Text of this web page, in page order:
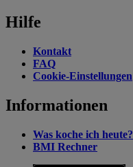
Hilfe
Kontakt
FAQ
Cookie-Einstellungen
Informationen
Was koche ich heute?
BMI Rechner